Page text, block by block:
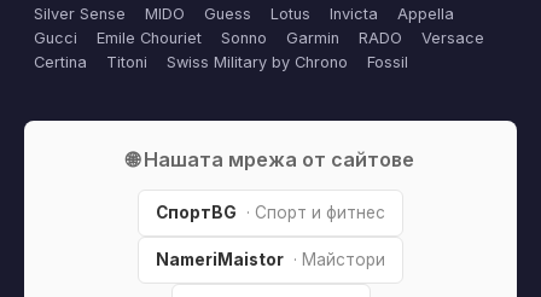
Silver Sense
MIDO Guess Lotus Invicta
Appella
Gucci
Emile Chouriet Sonno Garmin RADO
Versace
Certina
Titoni Swiss Military by Chrono Fossil
🌐 Нашата мрежа от сайтове
СпортBG · Спорт и фитнес
NameriMaistor · Майстори